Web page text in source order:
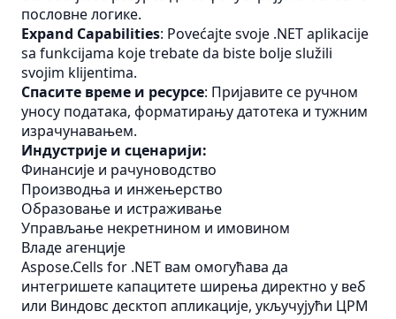
пословне логике.
Expand Capabilities: Povećajte svoje .NET aplikacije
sa funkcijama koje trebate da biste bolje služili
svojim klijentima.
Спасите време и ресурсе: Пријавите се ручном
уносу података, форматирању датотека и тужним
израчунавањем.
Индустрије и сценарији:
Финансије и рачуноводство
Производња и инжењерство
Образовање и истраживање
Управљање некретнином и имовином
Владе агенције
Aspose.Cells for .NET вам омогућава да
интегришете капацитете ширења директно у веб
или Виндовс десктоп апликације, укључујући ЦРМ